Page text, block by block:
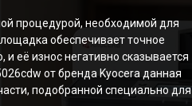
процедурой, необходимой для
обеспечивает точное
её износ негативно сказывается
от бренда Kyocera данная
подобранной специально для